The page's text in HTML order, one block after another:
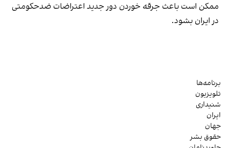
ممکن است باعث جرقه خوردن دور جدید اعتراضات ضدحکومتی
در ایران بشود.
برنامه‌ها
تلویزیون
شنیداری
ایران
جهان
حقوق بشر